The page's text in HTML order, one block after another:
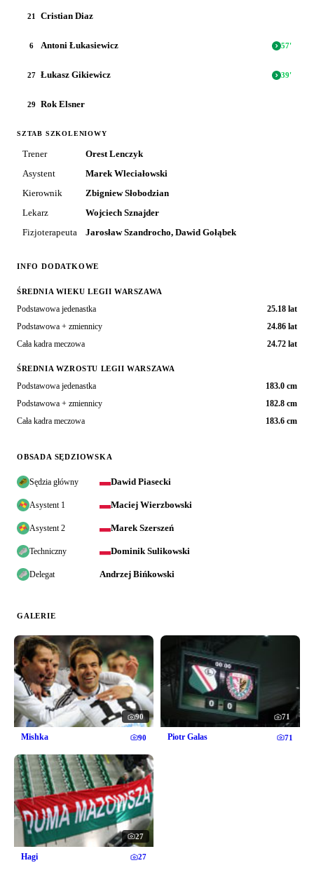
21 Cristian Diaz
6 Antoni Łukasiewicz 57'
27 Łukasz Gikiewicz 39'
29 Rok Elsner
SZTAB SZKOLENIOWY
Trener
Orest Lenczyk
Asystent
Marek Wleciałowski
Kierownik
Zbigniew Słobodzian
Lekarz
Wojciech Sznajder
Fizjoterapeuta
Jarosław Szandrocho, Dawid Gołąbek
INFO DODATKOWE
ŚREDNIA WIEKU LEGII WARSZAWA
Podstawowa jedenastka
25.18 lat
Podstawowa + zmiennicy
24.86 lat
Cała kadra meczowa
24.72 lat
ŚREDNIA WZROSTU LEGII WARSZAWA
Podstawowa jedenastka
183.0 cm
Podstawowa + zmiennicy
182.8 cm
Cała kadra meczowa
183.6 cm
OBSADA SĘDZIOWSKA
Sędzia główny Dawid Piasecki
Asystent 1 Maciej Wierzbowski
Asystent 2 Marek Szerszeń
Techniczny Dominik Sulikowski
Delegat Andrzej Bińkowski
GALERIE
90
Mishka 90
71
Piotr Galas 71
27
Hagi 27